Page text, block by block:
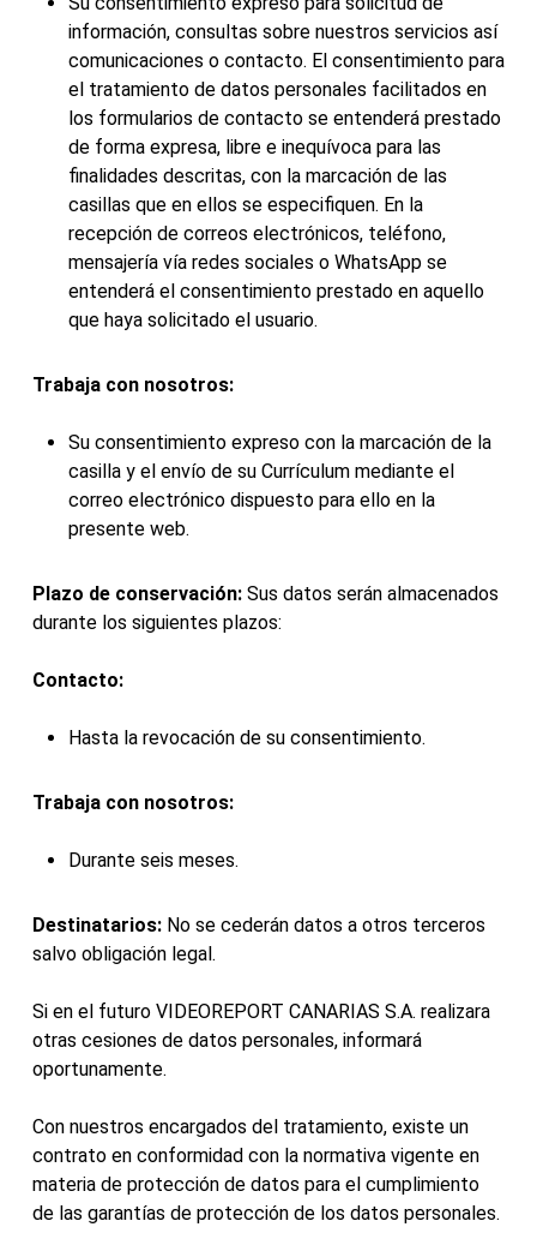
información, consultas sobre nuestros servicios así
comunicaciones o contacto. El consentimiento para
el tratamiento de datos personales facilitados en
los formularios de contacto se entenderá prestado
de forma expresa, libre e inequívoca para las
finalidades descritas, con la marcación de las
casillas que en ellos se especifiquen. En la
recepción de correos electrónicos, teléfono,
mensajería vía redes sociales o WhatsApp se
entenderá el consentimiento prestado en aquello
que haya solicitado el usuario.
Trabaja con nosotros:
Su consentimiento expreso con la marcación de la
casilla y el envío de su Currículum mediante el
correo electrónico dispuesto para ello en la
presente web.
Plazo de conservación:Sus datos serán almacenados
durante los siguientes plazos:
Contacto:
Hasta la revocación de su consentimiento.
Trabaja con nosotros:
Durante seis meses.
Destinatarios:No se cederán datos a otros terceros
salvo obligación legal.
Si en el futuro VIDEOREPORT CANARIAS S.A. realizara
otras cesiones de datos personales, informará
oportunamente.
Con nuestros encargados del tratamiento, existe un
contrato en conformidad con la normativa vigente en
materia de protección de datos para el cumplimiento
de las garantías de protección de los datos personales.